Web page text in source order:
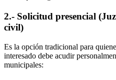
2.- Solicitud presencial
civil)
Es la opción tradicional para
interesado debe acudir
municipales: